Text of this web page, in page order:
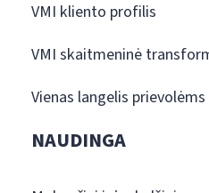
VMI kliento profilis
VMI skaitmeninė
Vienas langelis
NAUDINGA